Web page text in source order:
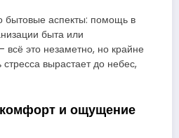
бытовые аспекты: помощь в
быта или
это незаметно, но крайне
стресса вырастает до небес,
и ощущение